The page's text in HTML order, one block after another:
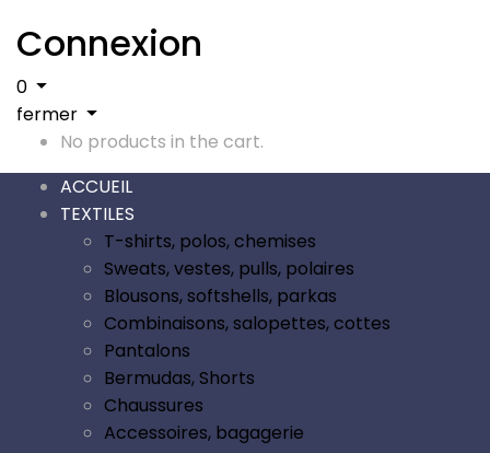
Connexion
0
fermer
No products in the cart.
ACCUEIL
TEXTILES
T-shirts, polos, chemises
Sweats, vestes, pulls, polaires
Blousons, softshells, parkas
Combinaisons, salopettes, cottes
Pantalons
Bermudas, Shorts
Chaussures
Accessoires, bagagerie